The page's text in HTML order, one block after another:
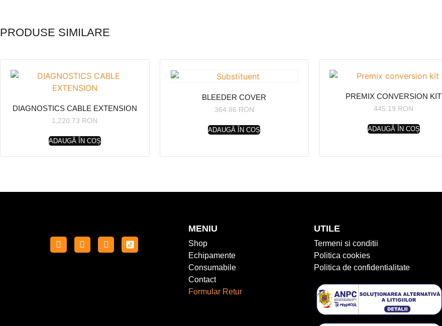
PRODUSE SIMILARE
DIAGNOSTICS CABLE EXTENSION
1,220.73 RON
ADAUGĂ ÎN COȘ
BLEEDER COVER
364.86 RON
ADAUGĂ ÎN COȘ
PREMIX CONVERSION KIT
445.19 RON
ADAUGĂ ÎN COȘ
MENIU
Shop
Echipamente
Consumabile
Contact
Formular Retur
UTILE
Termeni si conditii
Politica cookies
Politica de confidentialitate